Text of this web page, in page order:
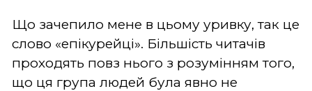
Що зачепило мене в цьому уривку, так це
слово «епікурейці». Більшість читачів
проходять повз нього з розумінням того,
що ця група людей була явно не